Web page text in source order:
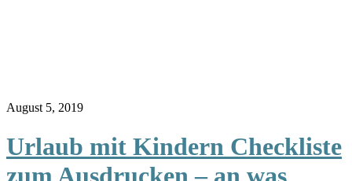
August 5, 2019
Urlaub mit Kindern Checkliste